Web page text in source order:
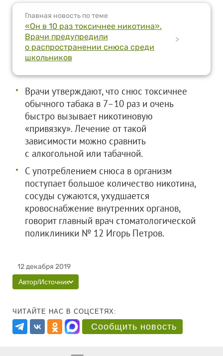
Главная новость по теме
«Он в 10 раз токсичнее никотина».
Врачи предупредили
о распространении снюса среди
школьников
>
Врачи утверждают, что снюс токсичнее
обычного табака в 7–10 раз и очень
быстро вызывает никотиновую
«привязку». Лечение от такой
зависимости можно сравнить
с алкогольной или табачной.
С употреблением снюса в организм
поступает большое количество никотина,
сосуды сужаются, ухудшается
кровоснабжение внутренних органов,
говорит главный врач стоматологической
поликлиники № 12 Игорь Петров.
12 декабря 2019
Автор/Источник
ЧИТАЙТЕ НАС В СОЦСЕТЯХ:
Сообщить новость